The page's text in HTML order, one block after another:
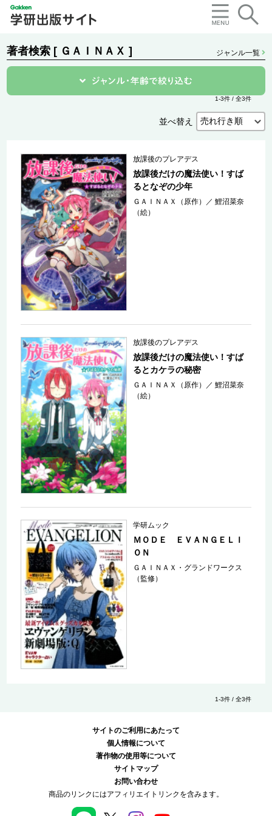
著者検索 [ ＧＡＩＮＡＸ ] ジャンル一覧
1-3件 / 全3件
並べ替え
放課後のプレアデス
放課後だけの魔法使い！すば
るとなぞの少年
ＧＡＩＮＡＸ（原作） ／鯉沼菜奈
（絵）
放課後のプレアデス
放課後だけの魔法使い！すば
るとカケラの秘密
ＧＡＩＮＡＸ（原作） ／鯉沼菜奈
（絵）
学研ムック
ＭＯＤＥ ＥＶＡＮＧＥＬＩ
ＯＮ
ＧＡＩＮＡＸ・グランドワークス
（監修）
1-3件 / 全3件
サイトのご利用にあたって
個人情報について
著作物の使用等について
サイトマップ
お問い合わせ
商品のリンクにはアフィリエイトリンクを含みます。